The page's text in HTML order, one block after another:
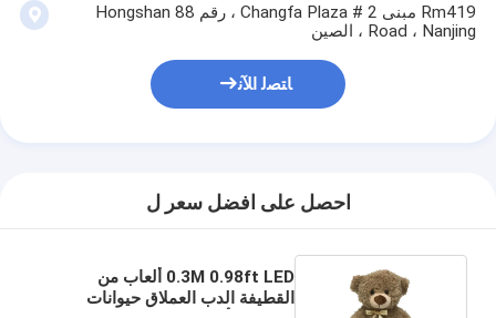
Rm419 مبنى 2 # Changfa Plaza ، رقم 88 Hongshan
Road ، Nanjing ، الصين
ﺎﺘﺼﻟ ﺍﻶﻧ
احصل على افضل سعر ل
0.3M 0.98ft LED ألعاب من
القطيفة الدب العملاق حيوانات